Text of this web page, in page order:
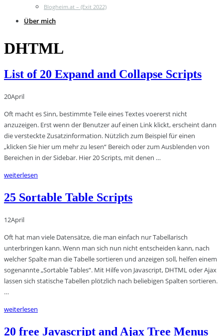
Blogheim.at – (Exit 2022)
Über mich
DHTML
List of 20 Expand and Collapse Scripts
20April
Oft macht es Sinn, bestimmte Teile eines Textes voererst nicht
anzuzeigen. Erst wenn der Benutzer auf einen Link klickt, erscheint dann
die versteckte Zusatzinformation. Nützlich zum Beispiel für einen
„klicken Sie hier um mehr zu lesen“ Bereich oder zum Ausblenden von
Bereichen in der Sidebar. Hier 20 Scripts, mit denen …
weiterlesen
25 Sortable Table Scripts
12April
Oft hat man viele Datensätze, die man einfach nur Tabellarisch
unterbringen kann. Wenn man sich nun nicht entscheiden kann, nach
welcher Spalte man die Tabelle sortieren und anzeigen soll, helfen einem
sogenannte „Sortable Tables“. Mit Hilfe von Javascript, DHTML oder Ajax
lassen sich statische Tabellen plötzlich nach beliebigen Spalten sortieren.
…
weiterlesen
20 free Javascript and Ajax Tree Menus